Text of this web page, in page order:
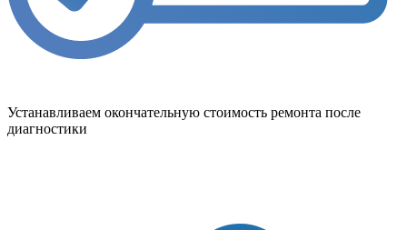
Устанавливаем окончательную стоимость ремонта после
диагностики